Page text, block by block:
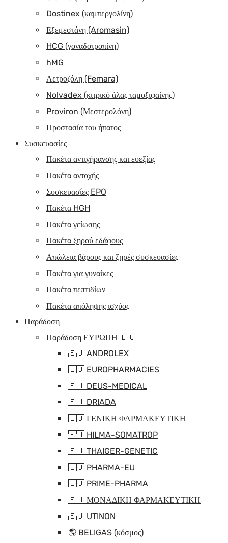
Dostinex (καμπεργολίνη)
Εξεμεστάνη (Aromasin)
HCG (γοναδοτροπίνη)
hMG
Λετροζόλη (Femara)
Nolvadex (κιτρικό άλας ταμοξιφαίνης)
Proviron (Μεστερολόνη)
Προστασία του ήπατος
Συσκευασίες
Πακέτα αντιγήρανσης και ευεξίας
Πακέτα αντοχής
Συσκευασίες EPO
Πακέτα HGH
Πακέτα γείωσης
Πακέτα ξηρού εδάφους
Απώλεια βάρους και ξηρές συσκευασίες
Πακέτα για γυναίκες
Πακέτα πεπτιδίων
Πακέτα απόληψης ισχύος
Παράδοση
Παράδοση ΕΥΡΩΠΗ 🇪🇺
🇪🇺 ANDROLEX
🇪🇺 EUROPHARMACIES
🇪🇺 DEUS-MEDICAL
🇪🇺 DRIADA
🇪🇺 ΓΕΝΙΚΗ ΦΑΡΜΑΚΕΥΤΙΚΗ
🇪🇺 HILMA-SOMATROP
🇪🇺 THAIGER-GENETIC
🇪🇺 PHARMA-EU
🇪🇺 PRIME-PHARMA
🇪🇺 ΜΟΝΑΔΙΚΗ ΦΑΡΜΑΚΕΥΤΙΚΗ
🇪🇺 UTINON
🌎 BELIGAS (κόσμος)